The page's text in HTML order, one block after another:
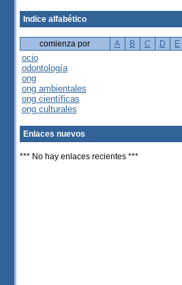
Indice alfabético
comienza por A B C D E
ocio
odontología
ong
ong ambientales
ong científicas
ong culturales
Enlaces nuevos
*** No hay enlaces recientes ***